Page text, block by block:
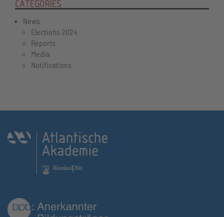
CATEGORIES
News
Elections 2024
Reports
Media
Notifications